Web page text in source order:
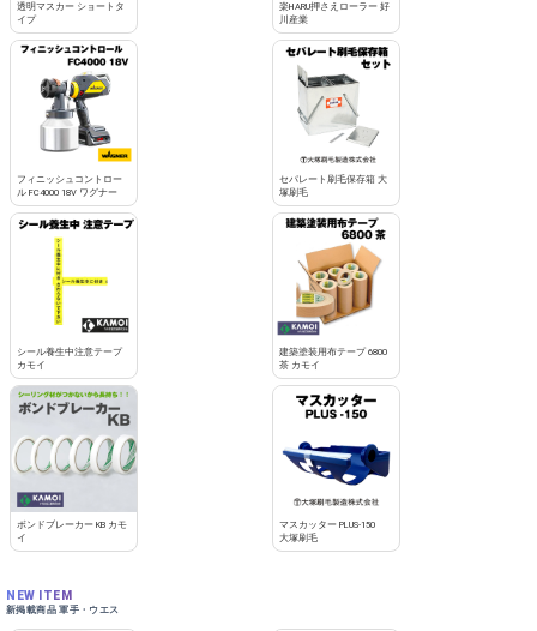
透明マスカー ショートタ
イプ
楽HARU押さえローラー 好
川産業
フィニッシュコントロー
ル FC4000 18V ワグナー
セパレート刷毛保存箱 大
塚刷毛
シール養生中注意テープ
カモイ
建築塗装用布テープ 6800
茶 カモイ
ボンドブレーカー KB カモ
イ
マスカッター PLUS-150
大塚刷毛
NEW ITEM
新掲載商品 軍手・ウエス